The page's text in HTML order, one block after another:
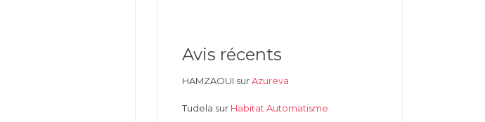
Avis récents
HAMZAOUI surAzureva
Tudela sur Habitat Automatisme